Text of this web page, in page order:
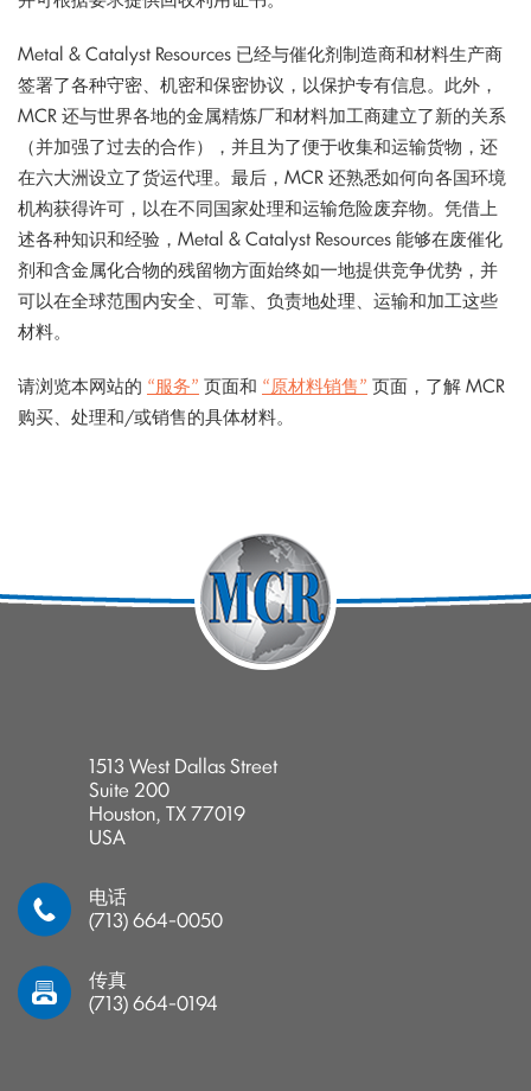
Metal & Catalyst Resources 已经与催化剂制造商和材料生产商
签署了各种守密、机密和保密协议，以保护专有信息。此外，
MCR 还与世界各地的金属精炼厂和材料加工商建立了新的关系
（并加强了过去的合作），并且为了便于收集和运输货物，还
在六大洲设立了货运代理。最后，MCR 还熟悉如何向各国环境
机构获得许可，以在不同国家处理和运输危险废弃物。凭借上
述各种知识和经验，Metal & Catalyst Resources 能够在废催化
剂和含金属化合物的残留物方面始终如一地提供竞争优势，并
可以在全球范围内安全、可靠、负责地处理、运输和加工这些
材料。
请浏览本网站的 “服务” 页面和 “原材料销售” 页面，了解 MCR
购买、处理和/或销售的具体材料。
1513 West Dallas Street
Suite 200
Houston, TX 77019
USA
电话
(713) 664-0050
传真
(713) 664-0194